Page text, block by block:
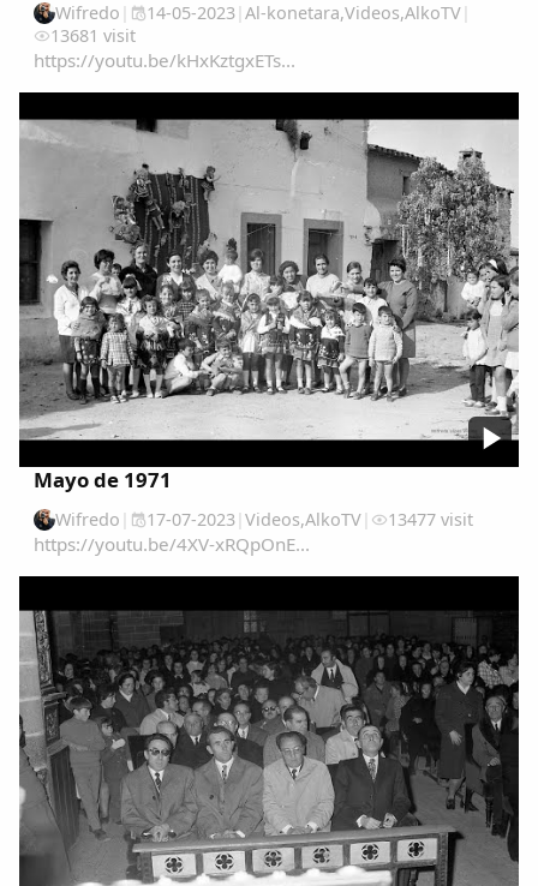
Wifredo | 14-05-2023| Al-konetara,Videos,AlkoTV|
13681 visit
https://youtu.be/kHxKztgxETs...
Mayo de 1971
Wifredo | 17-07-2023| Videos,AlkoTV| 13477 visit
https://youtu.be/4XV-xRQpOnE...